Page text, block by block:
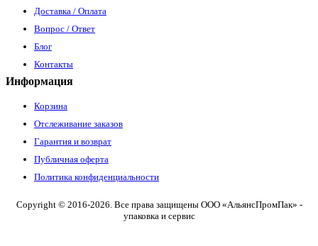
Доставка / Оплата
Вопрос / Ответ
Блог
Контакты
Информация
Корзина
Отслеживание заказов
Гарантия и возврат
Публичная оферта
Политика конфиденциальности
Copyright © 2016-2026. Все права защищены ООО «АльянсПромПак» -
упаковка и сервис